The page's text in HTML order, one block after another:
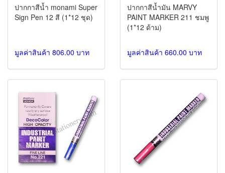
ปากกาสีน้ำ monami Super
Sign Pen 12 สี (1*12 ชุด)
มูลค่าสินค้า 806.00 บาท
ปากกาสีน้ำมัน MARVY
PAINT MARKER 211 ชมพู
(1*12 ด้าม)
มูลค่าสินค้า 660.00 บาท